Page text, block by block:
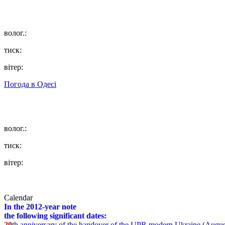
волог.:
тиск:
вітер:
Погода в Одесі
волог.:
тиск:
вітер:
Calendar
In the 2012-year note
the following significant dates: